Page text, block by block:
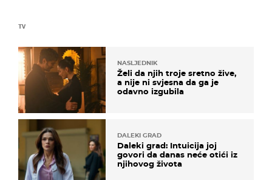
TV
NASLJEDNIK
Želi da njih troje sretno žive,
a nije ni svjesna da ga je
odavno izgubila
DALEKI GRAD
Daleki grad: Intuicija joj
govori da danas neće otići iz
njihovog života